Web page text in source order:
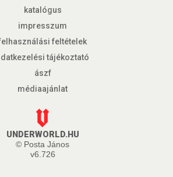
katalógus
impresszum
feltételek
tájékoztató
ászf
médiaajánlat
UNDERWORLD.HU
© Posta János
v6.726